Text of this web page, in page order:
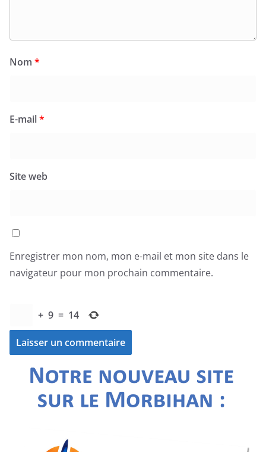
Nom *
E-mail*
Site web
Enregistrer mon nom, mon e-mail et mon site dans le
navigateur pour mon prochain commentaire.
+ 9 = 14